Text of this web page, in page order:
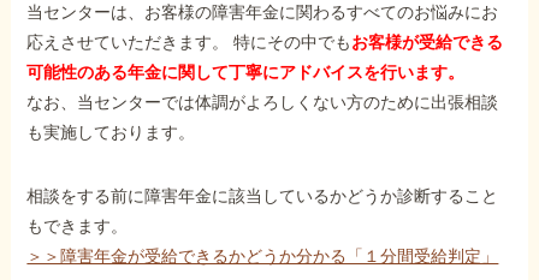
当センターは、お客様の障害年金に関わるすべてのお悩みにお
応えさせていただきます。 特にその中でもお客様が受給できる
可能性のある年金に関して丁寧にアドバイスを行います。
なお、当センターでは体調がよろしくない方のために出張相談
も実施しております。
相談をする前に障害年金に該当しているかどうか診断すること
もできます。
＞＞障害年金が受給できるかどうか分かる「１分間受給判定」